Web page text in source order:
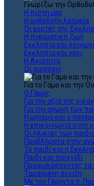
Γνωρίζω την
Η πίστη μας
Η ορθόδοξη λατρεία
Οι εορτές της
Η πνευματική ζωή
Εκκλησία και
Εκκλησία και νέοι
Η Αγιότητα
Οι αιρέσεις
Για το Γάμο και την
Ο Γάμος
Για την αξία της
Για την αγωγή των
Η μητέρα και ο
Η επικοινωνία στην
Οι ηλικίες των
Προβλήματα στην
Το παιδί και η
Παιδί και παιχνίδι
Προφυλάσσοντας τα
Ταραγμένη άνοιξη
Με τον Γέροντα π.